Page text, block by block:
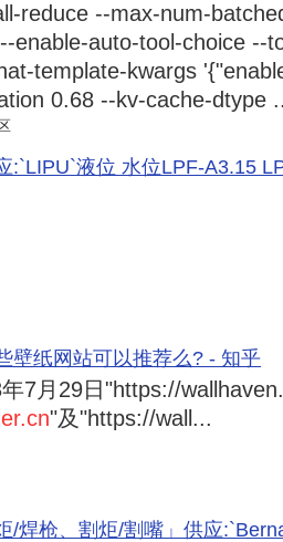
reduce --max-num-
enable-auto-tool-choice --
template-kwargs
0.68 --kv-cache-dtype
:`LIPU`液位 水位LPF-A3.15
壁纸网站可以推荐么? - 知乎
7月29日 "https://
"及"https://wall...
/焊枪、割炬/割嘴」供应